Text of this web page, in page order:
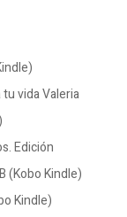
vida Valeria
Edición
(Kobo Kindle)
Kindle)